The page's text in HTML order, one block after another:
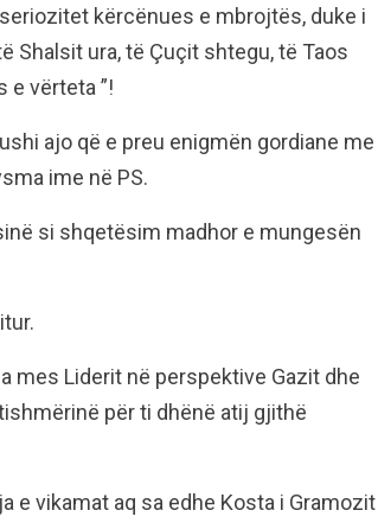
kërcënues e mbrojtës, duke i
Shalsit ura, të Çuçit shtegu, të Taos
e vërteta ”!
ajo që e preu enigmën gordiane me
ime në PS.
si shqetësim madhor e mungesën
mes Liderit në perspektive Gazit dhe
për ti dhënë atij gjithë
e vikamat aq sa edhe Kosta i Gramozit